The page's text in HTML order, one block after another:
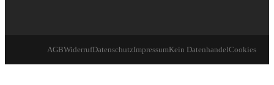
AGBWiderrufDatenschutzImpressumKein DatenhandelCookies